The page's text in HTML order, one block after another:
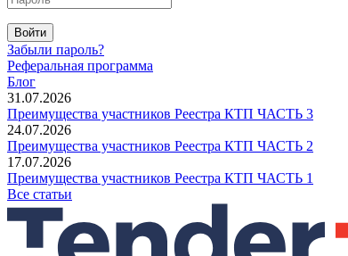
Войти
Забыли пароль?
Реферальная программа
Блог
31.07.2026
Преимущества участников Реестра КТП ЧАСТЬ 3
24.07.2026
Преимущества участников Реестра КТП ЧАСТЬ 2
17.07.2026
Преимущества участников Реестра КТП ЧАСТЬ 1
Все статьи